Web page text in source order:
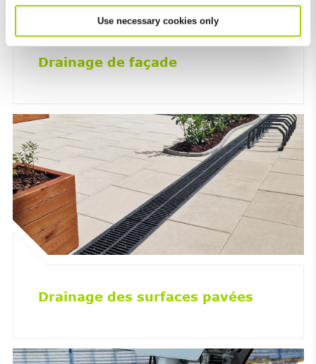
Use necessary cookies only
Drainage de façade
Drainage des surfaces pavées